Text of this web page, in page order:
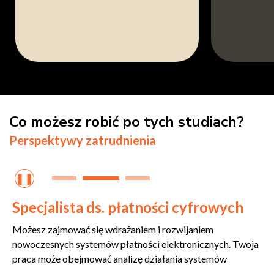
Co możesz robić po tych studiach?
Perspektywy zatrudnienia
Specjalista ds. płatności cyfrowych
Możesz zajmować się wdrażaniem i rozwijaniem
nowoczesnych systemów płatności elektronicznych. Twoja
praca może obejmować analizę działania systemów
❚❚